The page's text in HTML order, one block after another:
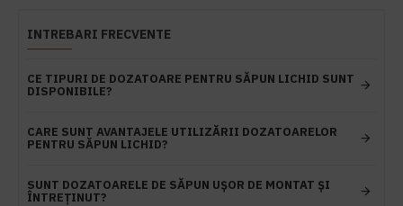
INTREBARI FRECVENTE
CE TIPURI DE DOZATOARE PENTRU SĂPUN LICHID SUNT
DISPONIBILE?
CARE SUNT AVANTAJELE UTILIZĂRII DOZATOARELOR
PENTRU SĂPUN LICHID?
SUNT DOZATOARELE DE SĂPUN UȘOR DE MONTAT ȘI
ÎNTREȚINUT?